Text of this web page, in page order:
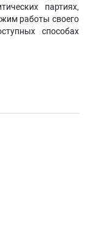
партиях,
работы своего
способах